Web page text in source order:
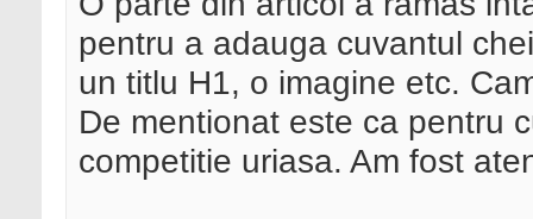
pentru a adauga cuvantul
un titlu H1, o imagine etc.
De mentionat este ca pentru
competitie uriasa. Am fost